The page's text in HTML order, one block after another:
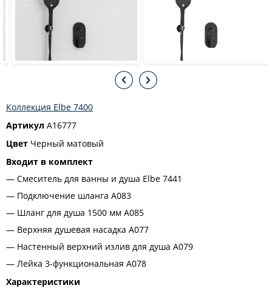
Коллекция Elbe 7400
Артикул A16777
Цвет Черный матовый
Входит в комплект
Смеситель для ванны и душа Elbe 7441
Подключение шланга A083
Шланг для душа 1500 мм А085
Верхняя душевая насадка A077
Настенный верхний излив для душа A079
Лейка 3-функциональная A078
Характеристики